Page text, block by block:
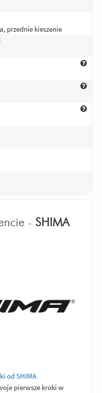
przednie kieszenie
- SHIMA
od SHIMA
pierwsze kroki w